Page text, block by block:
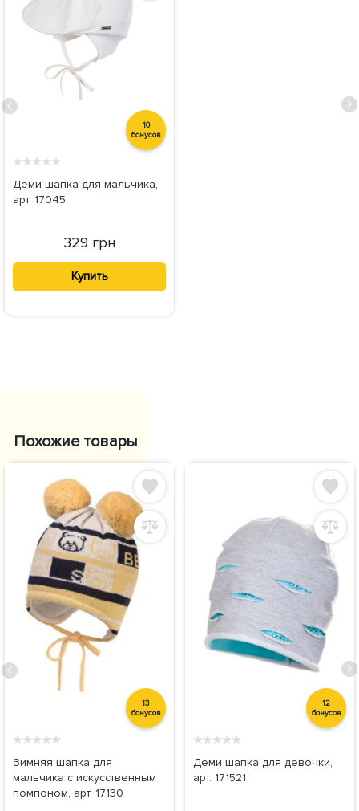
10
бонусов
★★★★★
Деми шапка для мальчика,
арт. 17045
329 грн
Купить
Похожие товары
13
бонусов
★★★★★
Зимняя шапка для
мальчика с искусственным
помпоном, арт. 17130
12
бонусов
★★★★★
Деми шапка для девочки,
арт. 171521